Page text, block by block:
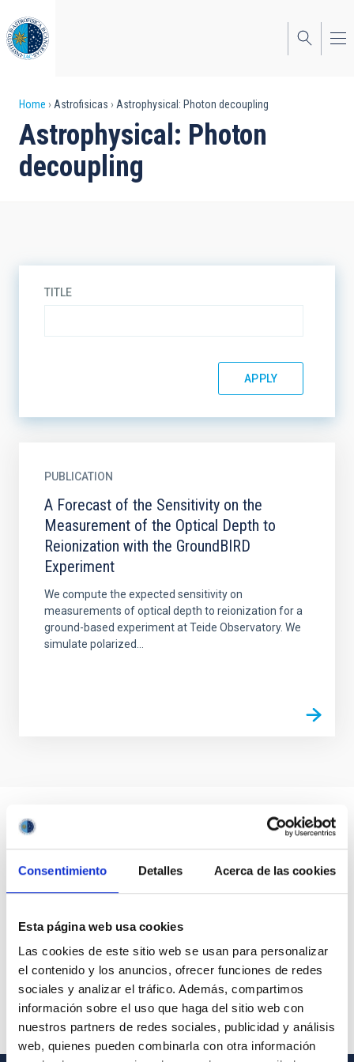
Consentimiento Detalles Acerca de las cookies
Esta página web usa cookies
Las cookies de este sitio web se usan para personalizar
el contenido y los anuncios, ofrecer funciones de redes
sociales y analizar el tráfico. Además, compartimos
información sobre el uso que haga del sitio web con
nuestros partners de redes sociales, publicidad y análisis
web, quienes pueden combinarla con otra información
to
main
content
Breadcrumb
Home Astrofisicas Astrophysical: Photon decoupling
Astrophysical: Photon
decoupling
TITLE
PUBLICATION
A Forecast of the Sensitivity on the
Measurement of the Optical Depth to
Reionization with the GroundBIRD
Experiment
We compute the expected sensitivity on
measurements of optical depth to reionization for a
ground-based experiment at Teide Observatory. We
simulate polarized...